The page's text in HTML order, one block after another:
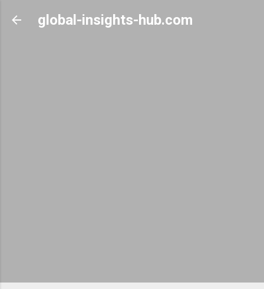
Skip to main content
global-insights-hub.com